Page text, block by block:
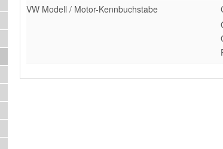
VW Modell / Motor-Kennbuchstabe